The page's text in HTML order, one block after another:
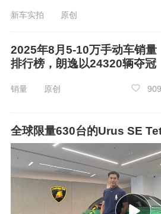
尾灯首创江山图情景灯语，分
新车实拍 原创
2025年8月5-10万手动车销量
排行榜，朗逸以24320辆夺冠
销量 原创 909
全球限量630台的Urus SE